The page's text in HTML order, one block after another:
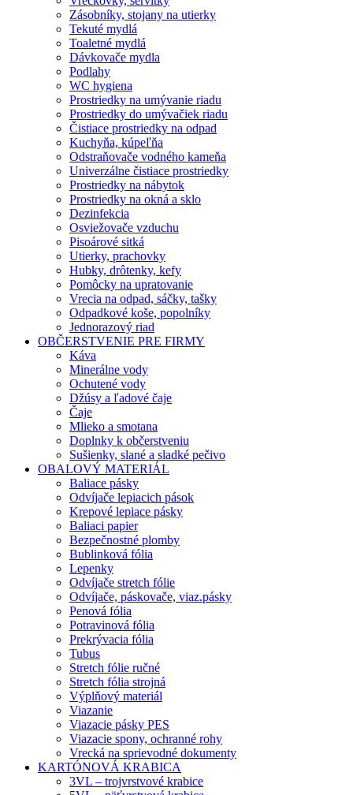
Zásobníky, stojany na utierky
Tekuté mydlá
Toaletné mydlá
Dávkovače mydla
Podlahy
WC hygiena
Prostriedky na umývanie riadu
Prostriedky do umývačiek riadu
Čistiace prostriedky na odpad
Kuchyňa, kúpeľňa
Odstraňovače vodného kameňa
Univerzálne čistiace prostriedky
Prostriedky na nábytok
Prostriedky na okná a sklo
Dezinfekcia
Osviežovače vzduchu
Pisoárové sitká
Utierky, prachovky
Hubky, drôtenky, kefy
Pomôcky na upratovanie
Vrecia na odpad, sáčky, tašky
Odpadkové koše, popolníky
Jednorazový riad
OBČERSTVENIE PRE FIRMY
Káva
Minerálne vody
Ochutené vody
Džúsy a ľadové čaje
Čaje
Mlieko a smotana
Doplnky k občerstveniu
Sušienky, slané a sladké pečivo
OBALOVÝ MATERIÁL
Baliace pásky
Odvíjače lepiacich pások
Krepové lepiace pásky
Baliaci papier
Bezpečnostné plomby
Bublinková fólia
Lepenky
Odvíjače stretch fólie
Odvíjače, páskovače, viaz.pásky
Penová fólia
Potravinová fólia
Prekrývacia fólia
Tubus
Stretch fólie ručné
Stretch fólia strojná
Výplňový materiál
Viazanie
Viazacie pásky PES
Viazacie spony, ochranné rohy
Vrecká na sprievodné dokumenty
KARTÓNOVÁ KRABICA
3VL – trojvrstvové krabice